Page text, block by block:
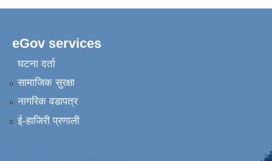
eGov services
घटना दर्ता
सामाजिक सुरक्षा
नागरिक वडापत्र
ई-हाजिरी प्रणाली